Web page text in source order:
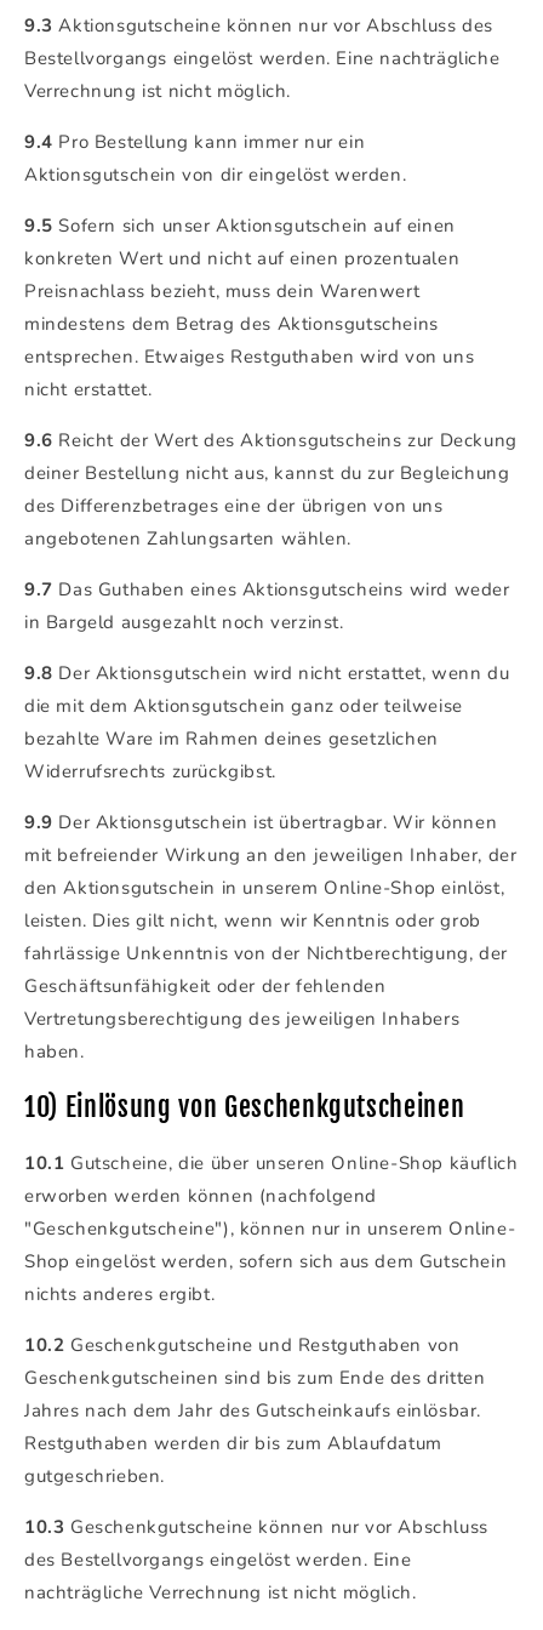
9.3 Aktionsgutscheine können nur vor Abschluss des
Bestellvorgangs eingelöst werden. Eine nachträgliche
Verrechnung ist nicht möglich.
9.4 Pro Bestellung kann immer nur ein
Aktionsgutschein von dir eingelöst werden.
9.5 Sofern sich unser Aktionsgutschein auf einen
konkreten Wert und nicht auf einen prozentualen
Preisnachlass bezieht, muss dein Warenwert
mindestens dem Betrag des Aktionsgutscheins
entsprechen. Etwaiges Restguthaben wird von uns
nicht erstattet.
9.6 Reicht der Wert des Aktionsgutscheins zur Deckung
deiner Bestellung nicht aus, kannst du zur Begleichung
des Differenzbetrages eine der übrigen von uns
angebotenen Zahlungsarten wählen.
9.7 Das Guthaben eines Aktionsgutscheins wird weder
in Bargeld ausgezahlt noch verzinst.
9.8 Der Aktionsgutschein wird nicht erstattet, wenn du
die mit dem Aktionsgutschein ganz oder teilweise
bezahlte Ware im Rahmen deines gesetzlichen
Widerrufsrechts zurückgibst.
9.9 Der Aktionsgutschein ist übertragbar. Wir können
mit befreiender Wirkung an den jeweiligen Inhaber, der
den Aktionsgutschein in unserem Online-Shop einlöst,
leisten. Dies gilt nicht, wenn wir Kenntnis oder grob
fahrlässige Unkenntnis von der Nichtberechtigung, der
Geschäftsunfähigkeit oder der fehlenden
Vertretungsberechtigung des jeweiligen Inhabers
haben.
10) Einlösung von Geschenkgutscheinen
10.1 Gutscheine, die über unseren Online-Shop käuflich
erworben werden können (nachfolgend
"Geschenkgutscheine"), können nur in unserem Online-
Shop eingelöst werden, sofern sich aus dem Gutschein
nichts anderes ergibt.
10.2 Geschenkgutscheine und Restguthaben von
Geschenkgutscheinen sind bis zum Ende des dritten
Jahres nach dem Jahr des Gutscheinkaufs einlösbar.
Restguthaben werden dir bis zum Ablaufdatum
gutgeschrieben.
10.3 Geschenkgutscheine können nur vor Abschluss
des Bestellvorgangs eingelöst werden. Eine
nachträgliche Verrechnung ist nicht möglich.